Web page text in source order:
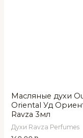
Масляные духи
Oriental Уд
Ravza 3мл
Духи Ravza Perfumes